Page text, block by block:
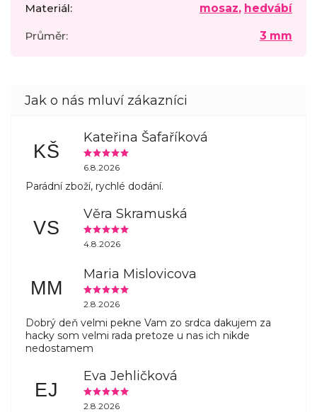
Materiál: mosaz, hedvábí
Průměr: 3 mm
KŠ
Kateřina Šafaříková
6.8.2026
Parádní zboží, rychlé dodání.
VS
Věra Skramuská
4.8.2026
MM
Maria Mislovicova
2.8.2026
Dobrý deň velmi pekne Vam zo srdca dakujem za
hacky som velmi rada pretoze u nas ich nikde
nedostamem
EJ
Eva Jehličková
2.8.2026